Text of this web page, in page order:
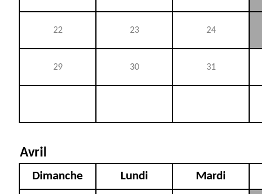
22 23 24
29 30 31
Avril
Dimanche Lundi Mardi